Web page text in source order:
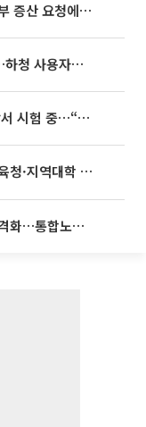
[특징주] “탄약 부족하다“ 美 국방부 증산 요청에⋯국내 방산주 급등세
현대차·기아, 이번 주 임단협 재개…하청 사용자성 재심도 ‘변수’
트업 여러 곳 참여”
술형 입시 연계 '착수'
SK하이닉스 ‘자사주 성과급’ 갈등 격화…통합노조 출범 움직임